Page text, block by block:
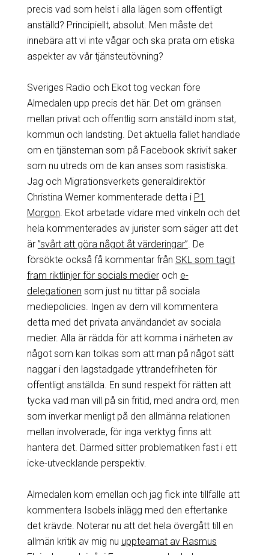
precis vad som helst i alla lägen som offentligt
anställd? Principiellt, absolut. Men måste det
innebära att vi inte vågar och ska prata om etiska
aspekter av vår tjänsteutövning?
Sveriges Radio och Ekot tog veckan före
Almedalen upp precis det här. Det om gränsen
mellan privat och offentlig som anställd inom stat,
kommun och landsting. Det aktuella fallet handlade
om en tjänsteman som på Facebook skrivit saker
som nu utreds om de kan anses som rasistiska.
Jag och Migrationsverkets generaldirektör
Christina Werner kommenterade detta i P1
Morgon . Ekot arbetade vidare med vinkeln och det
hela kommenterades av jurister som säger att det
är ”svårt att göra något åt värderingar” . De
försökte också få kommentar från SKL som tagit
fram riktlinjer för socials medieroch e-
delegationen som just nu tittar på sociala
mediepolicies. Ingen av dem vill kommentera
detta med det privata användandet av sociala
medier. Alla är rädda för att komma i närheten av
något som kan tolkas som att man på något sätt
naggar i den lagstadgade yttrandefriheten för
offentligt anställda. En sund respekt för rätten att
tycka vad man vill på sin fritid, med andra ord, men
som inverkar menligt på den allmänna relationen
mellan involverade, för inga verktyg finns att
hantera det. Därmed sitter problematiken fast i ett
icke-utvecklande perspektiv.
Almedalen kom emellan och jag fick inte tillfälle att
kommentera Isobels inlägg med den eftertanke
det krävde. Noterar nu att det hela övergått till en
allmän kritik av mig nu uppteamat av Rasmus